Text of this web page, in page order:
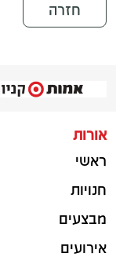
חזרה
אורות
ראשי
חנויות
מבצעים
אירועים